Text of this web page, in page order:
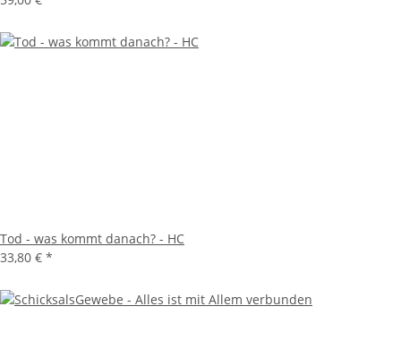
Tod - was kommt danach? - HC
33,80 € *